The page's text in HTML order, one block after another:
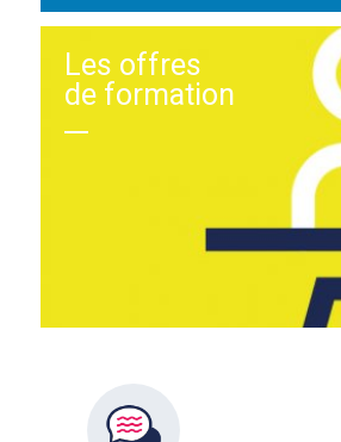
Les offres
de formation